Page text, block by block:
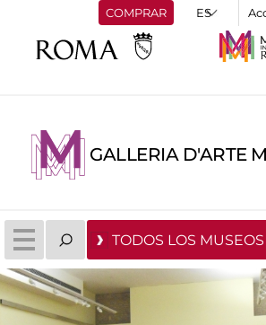
COMPRAR
GALLERIA D'ARTE
TODOS LOS